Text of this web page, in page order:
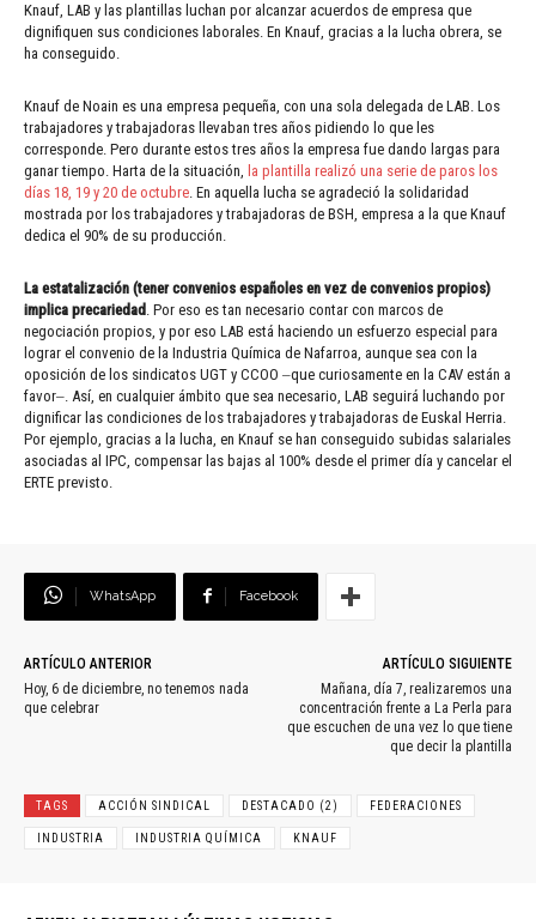
Knauf, LAB y las plantillas luchan por alcanzar acuerdos de empresa que
dignifiquen sus condiciones laborales. En Knauf, gracias a la lucha obrera, se
ha conseguido.
Knauf de Noain es una empresa pequeña, con una sola delegada de LAB. Los
trabajadores y trabajadoras llevaban tres años pidiendo lo que les
corresponde. Pero durante estos tres años la empresa fue dando largas para
ganar tiempo. Harta de la situación, la plantilla realizó una serie de paros los
días 18, 19 y 20 de octubre. En aquella lucha se agradeció la solidaridad
mostrada por los trabajadores y trabajadoras de BSH, empresa a la que Knauf
dedica el 90% de su producción.
La estatalización (tener convenios españoles en vez de convenios propios)
implica precariedad . Por eso es tan necesario contar con marcos de
negociación propios, y por eso LAB está haciendo un esfuerzo especial para
lograr el convenio de la Industria Química de Nafarroa, aunque sea con la
oposición de los sindicatos UGT y CCOO ‒que curiosamente en la CAV están a
favor‒. Así, en cualquier ámbito que sea necesario, LAB seguirá luchando por
dignificar las condiciones de los trabajadores y trabajadoras de Euskal Herria.
Por ejemplo, gracias a la lucha, en Knauf se han conseguido subidas salariales
asociadas al IPC, compensar las bajas al 100% desde el primer día y cancelar el
ERTE previsto.
WhatsApp Facebook
ARTÍCULO ANTERIOR
Hoy, 6 de diciembre, no tenemos nada
que celebrar
ARTÍCULO SIGUIENTE
Mañana, día 7, realizaremos una
concentración frente a La Perla para
que escuchen de una vez lo que tiene
que decir la plantilla
TAGS ACCIÓN SINDICAL DESTACADO (2) FEDERACIONES
INDUSTRIA INDUSTRIA QUÍMICA KNAUF